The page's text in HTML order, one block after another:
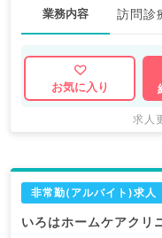
業務内容 訪問診
お気に入り
求人
非常勤(アルバイト)求人
いろはホームケアクリ